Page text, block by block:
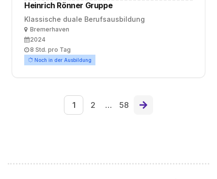
Heinrich Rönner Gruppe
Klassische duale Berufsausbildung
OrtBremerhaven
Ausbildungsbeginn
2024
Arbeitszeit
8 Std. pro Tag
Noch in der Ausbildung
1 2 … 58